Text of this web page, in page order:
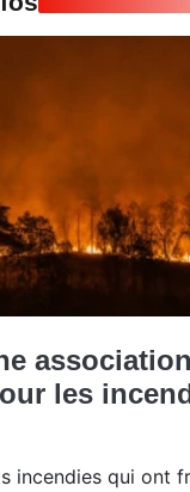
les
incendies qui ont